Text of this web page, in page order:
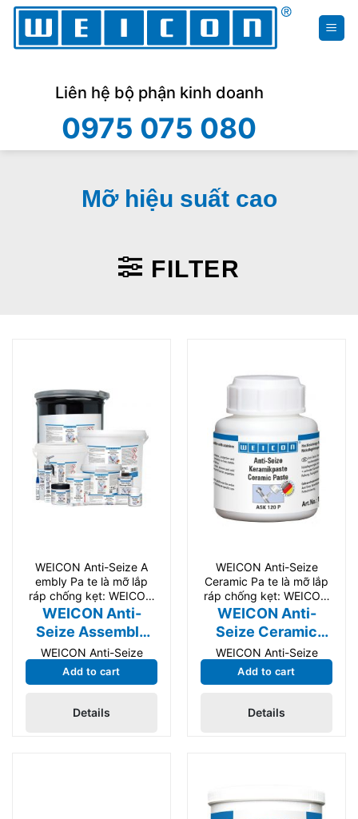
Skip
content
Liên hệ bộ phận kinh doanh
0975 075 080
Mỡ hiệu suất cao
FILTER
WEICON Anti-Seize A
embly Pa te là mỡ lắp
ráp chống kẹt: WEICON
Anti-Seize A embly
WEICON Anti-
Seize Assembly
Paste
WEICON Anti-Seize
Assembly Paste là mỡ
lắp ráp chống kẹt:
WEICON Anti-Seize
Add to cart
Details
WEICON Anti-Seize
Ceramic Pa te là mỡ lắp
ráp chống kẹt: WEICON
Anti-Seize Ceramic Pa te
WEICON Anti-
Seize Ceramic
Paste
WEICON Anti-Seize
Ceramic Paste là mỡ lắp
ráp chống kẹt: WEICON
Anti-Seize Ceramic
phổ biến. Phù hợp cho
bảo trì và sản xuất công
Add to cart
Details